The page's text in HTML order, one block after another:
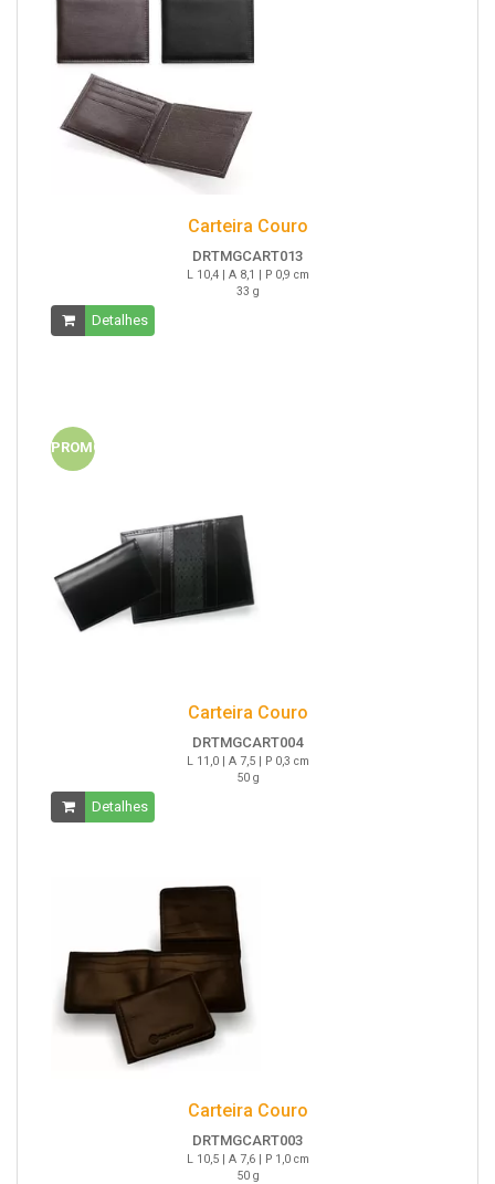
Carteira Couro
DRTMGCART013
L 10,4 | A 8,1 | P 0,9 cm
33 g
Detalhes
PROMO
Carteira Couro
DRTMGCART004
L 11,0 | A 7,5 | P 0,3 cm
50 g
Detalhes
Carteira Couro
DRTMGCART003
L 10,5 | A 7,6 | P 1,0 cm
50 g